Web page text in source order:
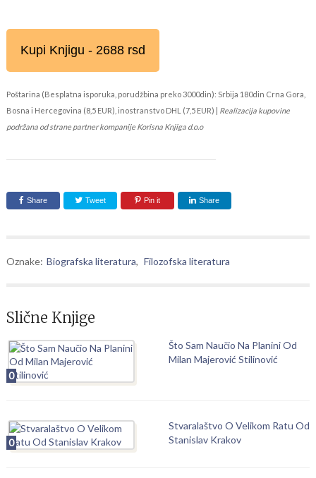
Kupi Knjigu - 2688 rsd
Poštarina (Besplatna isporuka, porudžbina preko 3000din): Srbija 180din Crna Gora,
Bosna i Hercegovina (8,5 EUR), inostranstvo DHL (7,5 EUR) | Realizacija kupovine
podržana od strane partner kompanije Korisna Knjiga d.o.o
Share Tweet Pin it Share
Oznake: Biografska literatura, Filozofska literatura
Slične Knjige
0
Što Sam Naučio Na Planini Od
Milan Majerović Stilinović
0
Stvaralaštvo O Velikom Ratu Od
Stanislav Krakov